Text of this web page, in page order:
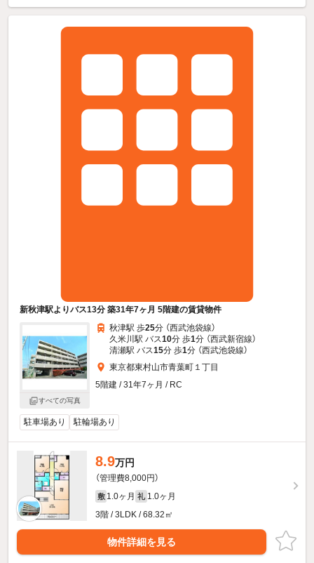
新秋津駅よりバス13分 築31年7ヶ月 5階建の賃貸物件
すべての写真
秋津駅 歩25分 （西武池袋線）
久米川駅 バス10分 歩1分 （西武新宿線）
清瀬駅 バス15分 歩1分 （西武池袋線）
東京都東村山市青葉町１丁目
5階建 / 31年7ヶ月 / RC
駐車場あり 駐輪場あり
8.9万円
（管理費8,000円）
敷 1.0ヶ月 礼 1.0ヶ月
3階 / 3LDK / 68.32㎡
物件詳細を見る